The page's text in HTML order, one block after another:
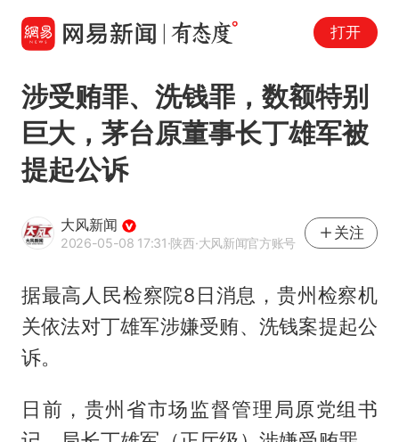
打开
涉受贿罪、洗钱罪，数额特别
巨大，茅台原董事长丁雄军被
提起公诉
大风新闻
2026-05-08 17:31·陕西·大风新闻官方账号
关注
据最高人民检察院8日消息，贵州检察机
关依法对丁雄军涉嫌受贿、洗钱案提起公
诉。
日前，贵州省市场监督管理局原党组书